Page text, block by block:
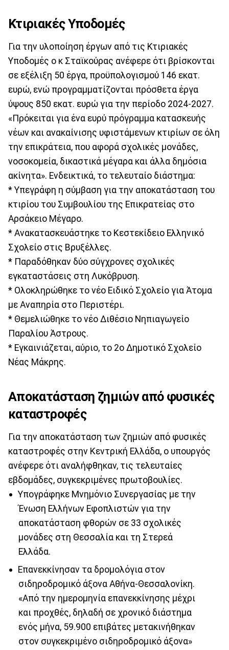
Κτιριακές Υποδομές
Για την υλοποίηση έργων από τις Κτιριακές
Υποδομές ο κ Σταϊκούρας ανέφερε ότι βρίσκονται
σε εξέλιξη 50 έργα, προϋπολογισμού 146 εκατ.
ευρώ, ενώ προγραμματίζονται πρόσθετα έργα
ύψους 850 εκατ. ευρώ για την περίοδο 2024-2027.
«Πρόκειται για ένα ευρύ πρόγραμμα κατασκευής
νέων και ανακαίνισης υφιστάμενων κτιρίων σε όλη
την επικράτεια, που αφορά σχολικές μονάδες,
νοσοκομεία, δικαστικά μέγαρα και άλλα δημόσια
ακίνητα». Ενδεικτικά, το τελευταίο διάστημα:
* Υπεγράφη η σύμβαση για την αποκατάσταση του
κτιρίου του Συμβουλίου της Επικρατείας στο
Αρσάκειο Μέγαρο.
* Ανακατασκευάστηκε το Κεστεκίδειο Ελληνικό
Σχολείο στις Βρυξέλλες.
* Παραδόθηκαν δύο σύγχρονες σχολικές
εγκαταστάσεις στη Λυκόβρυση.
* Ολοκληρώθηκε το νέο Ειδικό Σχολείο για Άτομα
με Αναπηρία στο Περιστέρι.
* Θεμελιώθηκε το νέο Διθέσιο Νηπιαγωγείο
Παραλίου Άστρους.
* Εγκαινιάζεται, αύριο, το 2ο Δημοτικό Σχολείο
Νέας Μάκρης.
Αποκατάσταση ζημιών από φυσικές
καταστροφές
Για την αποκατάσταση των ζημιών από φυσικές
καταστροφές στην Κεντρική Ελλάδα, ο υπουργός
ανέφερε ότι αναλήφθηκαν, τις τελευταίες
εβδομάδες, συγκεκριμένες πρωτοβουλίες.
Υπογράφηκε Μνημόνιο Συνεργασίας με την
Ένωση Ελλήνων Εφοπλιστών για την
αποκατάσταση φθορών σε 33 σχολικές
μονάδες στη Θεσσαλία και τη Στερεά
Ελλάδα.
Επανεκκίνησαν τα δρομολόγια στον
σιδηροδρομικό άξονα Αθήνα-Θεσσαλονίκη.
«Από την ημερομηνία επανεκκίνησης μέχρι
και προχθές, δηλαδή σε χρονικό διάστημα
ενός μήνα, 59.900 επιβάτες μετακινήθηκαν
στον συγκεκριμένο σιδηροδρομικό άξονα»